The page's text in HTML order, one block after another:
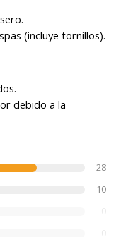
(incluye tornillos).
debido a la
28
10